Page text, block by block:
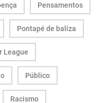
Pensamentos
Pontapé de baliza
League
Público
Racismo